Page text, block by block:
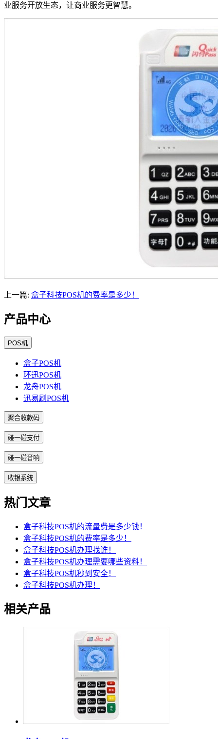
业服务开放生态，让商业服务更智慧。
上一篇: 盒子科技POS机的费率是多少！
产品中心
POS机
盒子POS机
环迅POS机
龙舟POS机
迅易刷POS机
聚合收款码
碰一碰支付
碰一碰音响
收银系统
热门文章
盒子科技POS机的流量费是多少钱！
盒子科技POS机的费率是多少！
盒子科技POS机办理找谁！
盒子科技POS机办理需要哪些资料！
盒子科技POS机秒到安全！
盒子科技POS机办理！
相关产品